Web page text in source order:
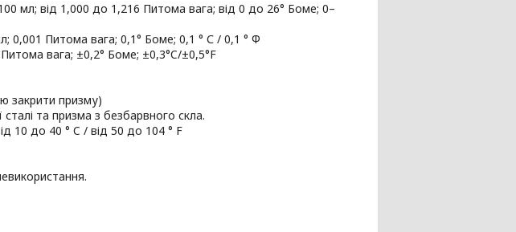
мл; від 1,000 до 1,216 Питома вага; від 0 до 26° Боме; 0–
0,001 Питома вага; 0,1° Боме; 0,1 ° С / 0,1 ° Ф
вага; ±0,2° Боме; ±0,3°C/±0,5°F
закрити призму)
та призма з безбарвного скла.
10 до 40 ° C / від 50 до 104 ° F